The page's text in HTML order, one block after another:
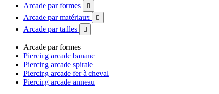
Arcade par formes

Arcade par matériaux 
Arcade par tailles 
Arcade par formes
Piercing arcade banane
Piercing arcade spirale
Piercing arcade fer à cheval
Piercing arcade anneau